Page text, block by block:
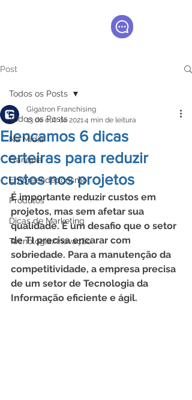
Post
Todos os Posts
Na Mídia
Franquia
Empreendedorismo
Produtos
Dicas de Marketing
Tecnologia/Inovação
Todos os Posts
Elencamos 6 dicas
certeiras para reduzir
custos nos projetos
Gigatron Franchising
13 de out. de 20214 min de leitura
É importante reduzir custos em
projetos, mas sem afetar sua
qualidade. É um desafio que o setor
de TI precisa encarar com
sobriedade. Para a manutenção da
competitividade, a empresa precisa
de um setor de Tecnologia da
Informação eficiente e ágil.